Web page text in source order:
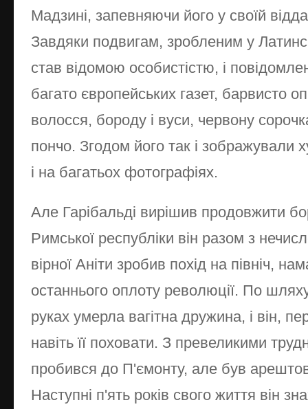
Мадзині, запевняючи його у своїй
Завдяки подвигам, зробленим у
став відомою особистістю, і
багато європейських газет, барвисто
волосся, бороду і вуси, червону
пончо. Згодом його так і зображували
і на багатьох фотографіях.
Але Гарібальді вирішив продовжити
Римської республіки він разом з
вірної Аніти зробив похід на північ,
останнього оплоту революції. По
руках умерла вагітна дружина, і він,
навіть її поховати. З превеликими
пробився до П'ємонту, але був
Наступні п'ять років свого життя він